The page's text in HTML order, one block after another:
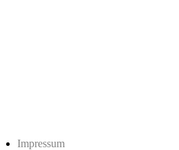
Impressum